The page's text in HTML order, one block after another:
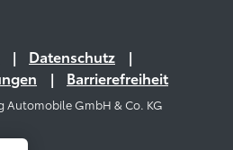
Datenschutz
Barrierefreiheit
Automobile GmbH & Co. KG